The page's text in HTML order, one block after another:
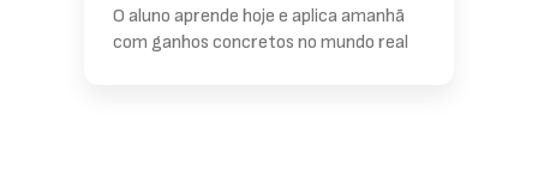
O aluno aprende hoje e aplica amanhã
com ganhos concretos no mundo real